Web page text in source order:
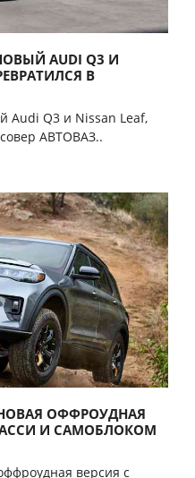
AUDI Q3 И
В
Audi Q3 и Nissan Leaf,
АВТОВАЗ..
НОВАЯ ОФФРОУДНАЯ
И САМОБЛОКОМ
версия с